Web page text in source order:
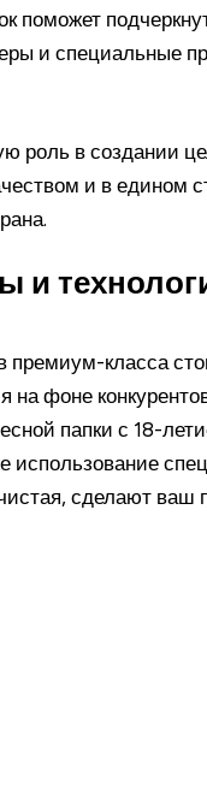
поможет
и специальные
роль в создании
и в едином
и
класса
на фоне
папки с 18-
сделают ваш